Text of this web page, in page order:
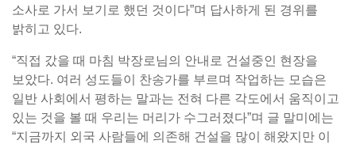
소사로 가서 보기로 했던 것이다”며 답사하게 된 경위를
밝히고 있다.
“직접 갔을 때 마침 박장로님의 안내로 건설중인 현장을
보았다. 여러 성도들이 찬송가를 부르며 작업하는 모습은
일반 사회에서 평하는 말과는 전혀 다른 각도에서 움직이고
있는 것을 볼 때 우리는 머리가 수그러졌다”며 글 말미에는
“지금까지 외국 사람들에 의존해 건설을 많이 해왔지만 이